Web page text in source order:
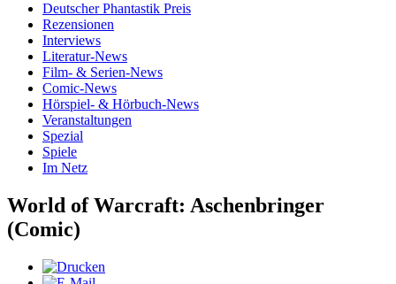
Deutscher Phantastik Preis
Rezensionen
Interviews
Literatur-News
Film- & Serien-News
Comic-News
Hörspiel- & Hörbuch-News
Veranstaltungen
Spezial
Spiele
Im Netz
World of Warcraft: Aschenbringer
(Comic)